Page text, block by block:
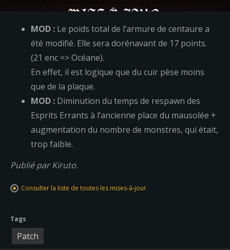
MOD : Le poids total de l’armure de centaure a
été modifié. Elle sera dorénavant de 17 points.
(21 enc => Océane).
En effet, il est logique que du cuir pèse moins
que de la plaque.
MOD : Diminution du temps de respawn des
Esprits Errants à l’ancienne place du mausolée +
augmentation du nombre de monstres, qui était,
trop faible.
Publié par Kiruto.
Consulter la liste de toutes les mises-à-jour
Tags
Patch